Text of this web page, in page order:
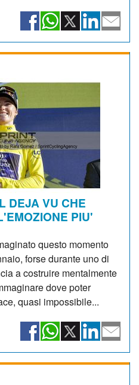
DEJA VU CHE
PIU'
questo momento
forse durante uno di
a costruire mentalmente
dove poter
quasi impossibile...